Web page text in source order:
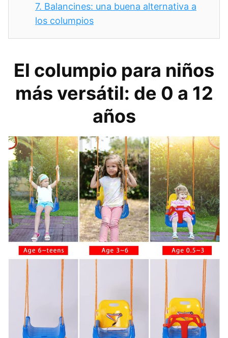
7. Balancines: una buena alternativa a
los columpios
El columpio para niños
más versátil: de 0 a 12
años